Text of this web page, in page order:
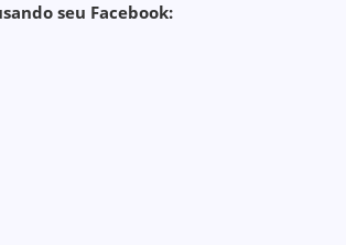
seu Facebook: